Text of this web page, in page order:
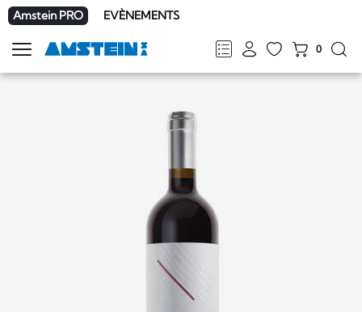
Amstein PRO EVÈNEMENTS
FRDEENIT
0
Afficher
la